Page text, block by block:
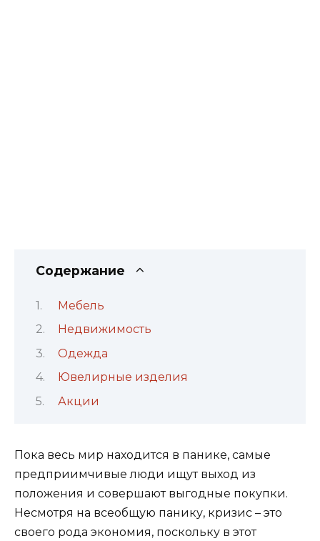
Содержание
Мебель
Недвижимость
Одежда
Ювелирные изделия
Акции
Пока весь мир находится в панике, самые
предприимчивые люди ищут выход из
положения и совершают выгодные покупки.
Несмотря на всеобщую панику, кризис – это
своего рода экономия, поскольку в этот